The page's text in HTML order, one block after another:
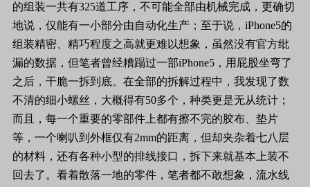
的组装一共有325道工序，不可能全部由机械完成，更确切
地说，仅能有一小部分由自动化生产；至于说， iPhone5的
组装精密、精巧程度之高就更难以想象，虽然没有官方纰
漏的数据，但笔者曾经糟蹋过一部iPhone5 ，用屁股坐弯了
之后，干脆一拆到底。在全部的拆解过程中，我发现了数
不清的细小螺丝，大概得有50多个，种类更是无从统计；
而且，每一个重要的零部件上都有擦不完的胶布、垫片
等，一个喇叭到外框仅有2mm的距离，但却夹杂着七八层
的材料，还有各种小型的排线接口，拆下来就基本上装不
回去了。看着散落一地的零件，笔者都不敢想象，流水线